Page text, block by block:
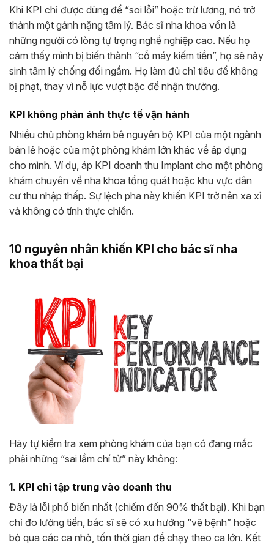
Khi KPI chỉ được dùng để “soi lỗi” hoặc trừ lương, nó trở
thành một gánh nặng tâm lý. Bác sĩ nha khoa vốn là
những người có lòng tự trọng nghề nghiệp cao. Nếu họ
cảm thấy mình bị biến thành “cỗ máy kiếm tiền”, họ sẽ nảy
sinh tâm lý chống đối ngầm. Họ làm đủ chỉ tiêu để không
bị phạt, thay vì nỗ lực vượt bậc để nhận thưởng.
KPI không phản ánh thực tế vận hành
Nhiều chủ phòng khám bê nguyên bộ KPI của một ngành
bán lẻ hoặc của một phòng khám lớn khác về áp dụng
cho mình. Ví dụ, áp KPI doanh thu Implant cho một phòng
khám chuyên về nha khoa tổng quát hoặc khu vực dân
cư thu nhập thấp. Sự lệch pha này khiến KPI trở nên xa xỉ
và không có tính thực chiến.
10 nguyên nhân khiến KPI cho bác sĩ nha
khoa thất bại
Hãy tự kiểm tra xem phòng khám của bạn có đang mắc
phải những “sai lầm chí tử” này không:
1. KPI chỉ tập trung vào doanh thu
Đây là lỗi phổ biến nhất (chiếm đến 90% thất bại). Khi bạn
chỉ đo lường tiền, bác sĩ sẽ có xu hướng “vẽ bệnh” hoặc
bỏ qua các ca nhỏ, tốn thời gian để chạy theo ca lớn. Kết